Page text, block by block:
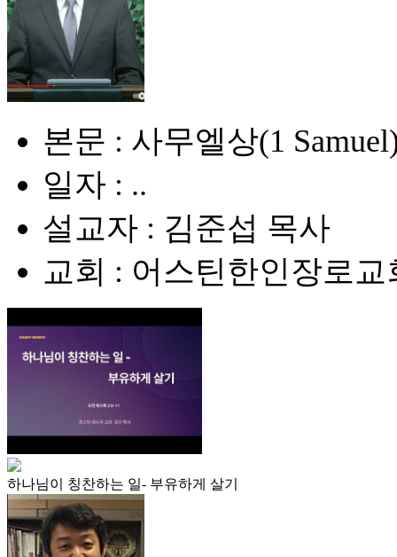
본문 : 사무엘상(1
일자 : ..
설교자 : 김준섭 목사
교회 : 어스틴한인장로교
하나님이 칭찬하는 일- 부유하게 살기